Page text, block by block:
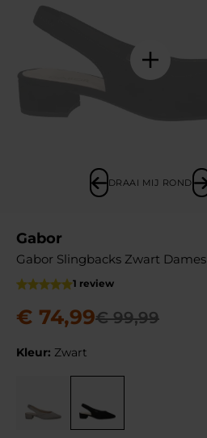
DRAAI MIJ ROND
Gabor
Gabor Slingbacks Zwart Dames
1 review
€ 74,99€ 99,99
Kleur: Zwart